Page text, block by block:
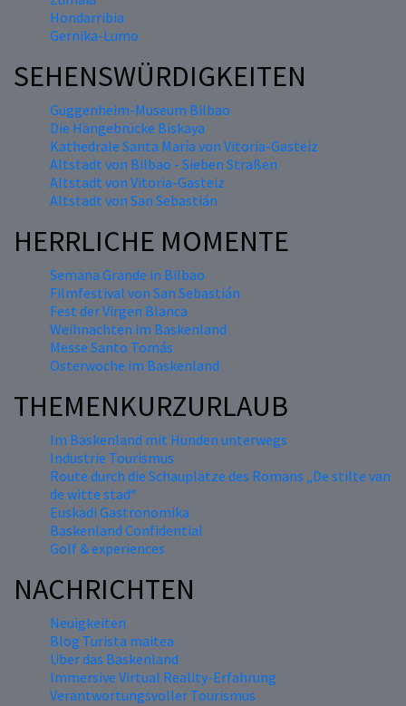
Hondarribia
Gernika-Lumo
SEHENSWÜRDIGKEITEN
Guggenheim-Museum Bilbao
Die Hängebrücke Biskaya
Kathedrale Santa María von Vitoria-Gasteiz
Altstadt von Bilbao - Sieben Straßen
Altstadt von Vitoria-Gasteiz
Altstadt von San Sebastián
HERRLICHE MOMENTE
Semana Grande in Bilbao
Filmfestival von San Sebastián
Fest der Virgen Blanca
Weihnachten im Baskenland
Messe Santo Tomás
Osterwoche im Baskenland
THEMENKURZURLAUB
Im Baskenland mit Hunden unterwegs
Industrie Tourismus
Route durch die Schauplätze des Romans „De stilte van
de witte stad“
Euskadi Gastronomika
Baskenland Confidential
Golf & experiences
NACHRICHTEN
Neuigkeiten
Blog Turista maitea
Über das Baskenland
Immersive Virtual Reality-Erfahrung
Verantwortungsvoller Tourismus